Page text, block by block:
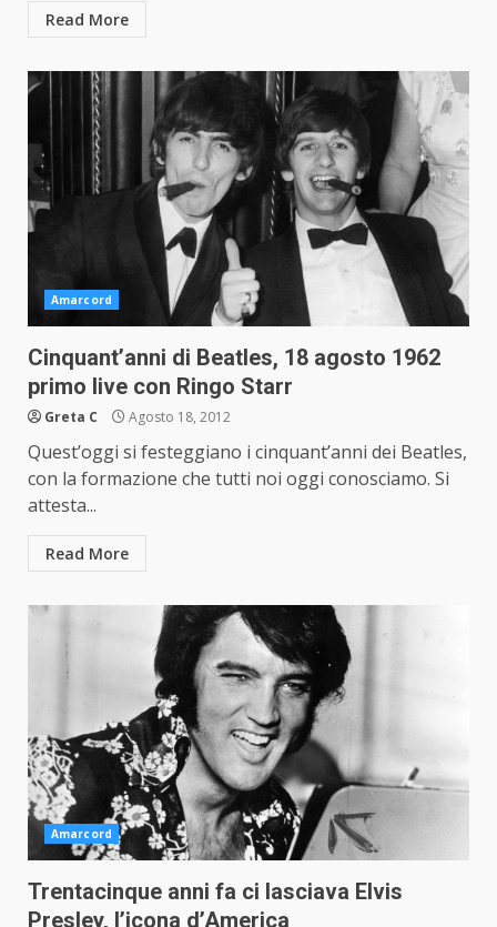
Read More
Amarcord
Cinquant’anni di Beatles, 18 agosto 1962
primo live con Ringo Starr
Greta C Agosto 18, 2012
Quest’oggi si festeggiano i cinquant’anni dei Beatles,
con la formazione che tutti noi oggi conosciamo. Si
attesta...
Read More
Amarcord
Trentacinque anni fa ci lasciava Elvis
Presley, l’icona d’America